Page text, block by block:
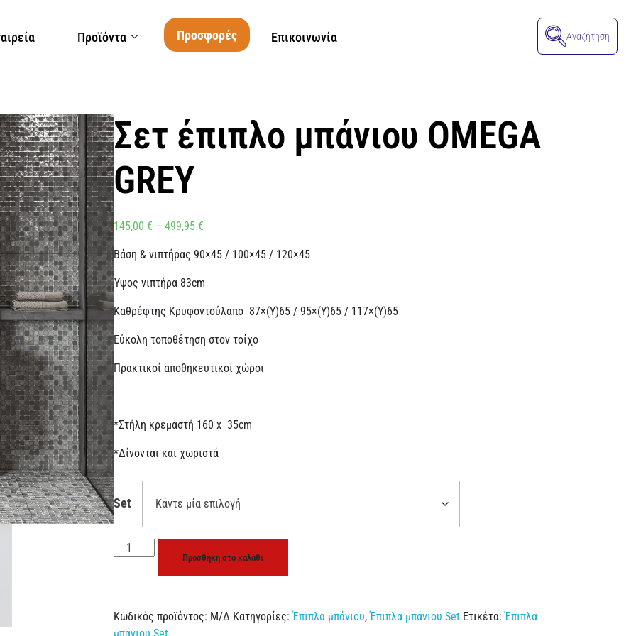
Προϊόντα Προσφορές Επικοινωνία Αναζήτηση
Σετ έπιπλο μπάνιου OMEGA
GREY
145,00€ – 499,95€
Βάση & νιπτήρας 90×45 / 100×45 / 120×45
Ύψος νιπτήρα 83cm
Καθρέφτης Κρυφοντούλαπο 87×(Υ)65 / 95×(Υ)65 / 117×(Υ)65
Εύκολη τοποθέτηση στον τοίχο
Πρακτικοί αποθηκευτικοί χώροι
*Στήλη κρεμαστή 160 x 35cm
*Δίνονται και χωριστά
Set
Προσθήκη στο καλάθι
Κωδικός προϊόντος: Μ/Δ Κατηγορίες:Έπιπλα μπάνιου,Έπιπλα μπάνιου Set Ετικέτα:Έπιπλα